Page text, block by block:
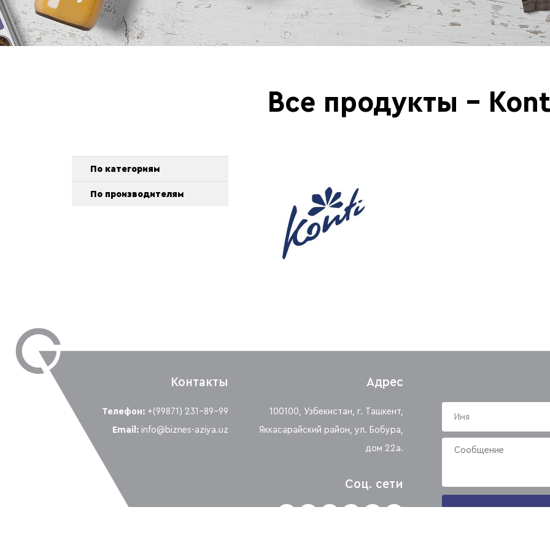
Все продукты -
По категориям
По производителям
Контакты
Телефон: +(99871) 231-89-99
Email: info@biznes-aziya.uz
Адрес
100100, Узбекистан, г. Ташкент,
Яккасарайский район, ул. Бобура,
дом 22а.
Соц. сети